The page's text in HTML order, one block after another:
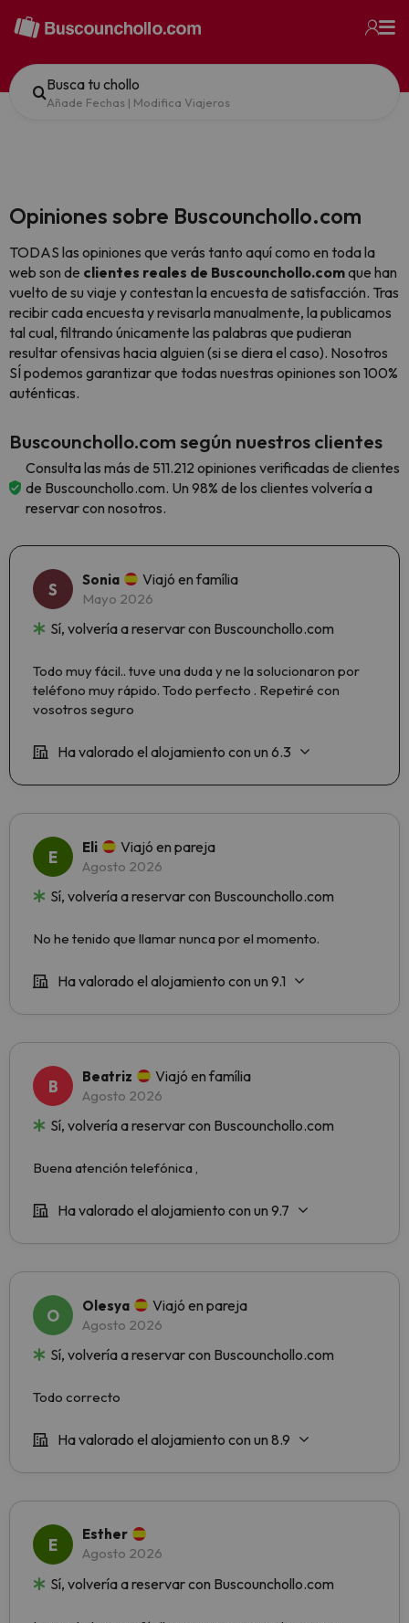
Busca tu chollo
Añade Fechas | Modifica Viajeros
Opiniones sobre Buscounchollo.com
TODAS las opiniones que verás tanto aquí como en toda la
web son de clientes reales de Buscounchollo.comque han
vuelto de su viaje y contestan la encuesta de satisfacción. Tras
recibir cada encuesta y revisarla manualmente, la publicamos
tal cual, filtrando únicamente las palabras que pudieran
resultar ofensivas hacia alguien (si se diera el caso). Nosotros
SÍ podemos garantizar que todas nuestras opiniones son 100%
auténticas.
Buscounchollo.com según nuestros clientes
Consulta las más de 511.212 opiniones verificadas de clientes
de Buscounchollo.com. Un 98% de los clientes volvería a
reservar con nosotros.